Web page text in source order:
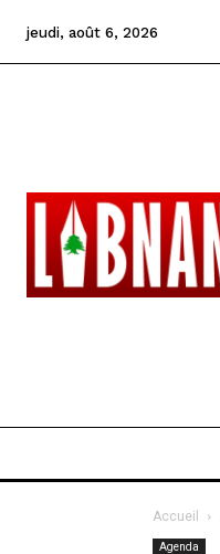
jeudi, août 6, 2026
Accueil
Agenda